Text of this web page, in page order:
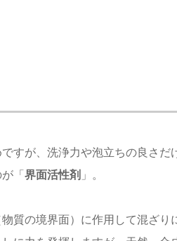
すが、洗浄力や泡立ちの良さだ
「界面活性剤」。
質の境界面）に作用して混ざり